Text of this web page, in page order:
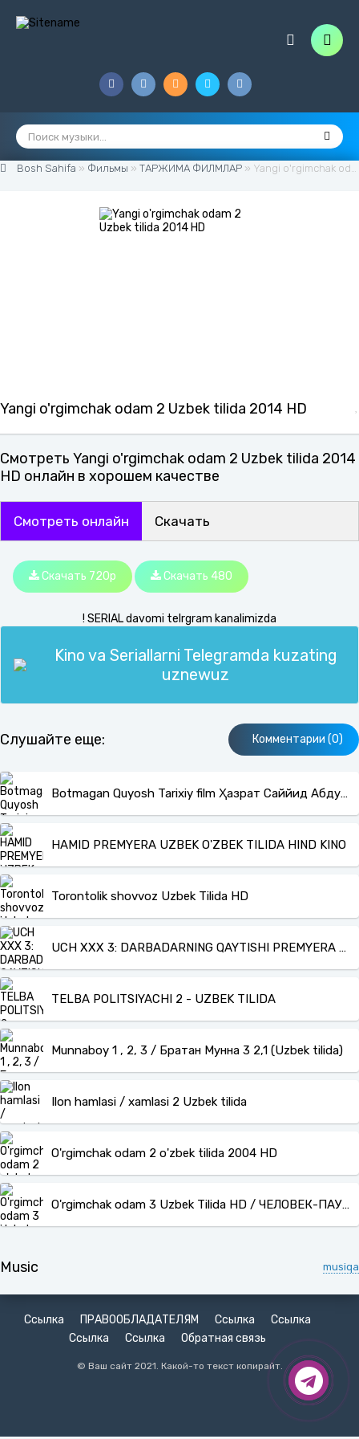
Bosh Sahifa » Фильмы » ТАРЖИМА ФИЛМЛАР » Yangi o'rgimchak odam 2 Uzbek tilida 2014 HD
Yangi o'rgimchak odam 2 Uzbek tilida 2014 HD
Смотреть Yangi o'rgimchak odam 2 Uzbek tilida 2014
HD онлайн в хорошем качестве
Смотреть онлайн Скачать
Скачать 720p Скачать 480
! SERIAL davomi telrgram kanalimizda
Kino va Seriallarni Telegramda kuzating
uznewuz
Слушайте еще: Комментарии (0)
Botmagan Quyosh Tarixiy film Ҳазрат Саййид Абдулқодир Ғилоний haqida
HAMID PREMYERA UZBEK O'ZBEK TILIDA HIND KINO
Torontolik shovvoz Uzbek Tilida HD
UCH XXX 3: DARBADARNING QAYTISHI PREMYERA KESILMAGAN ORIGINAL UZBEK O'ZBEK TILIDA Online Ko'rish va Yuklab olish
TELBA POLITSIYACHI 2 - UZBEK TILIDA
Munnaboy 1 , 2, 3 / Братан Мунна 3 2,1 (Uzbek tilida)
Ilon hamlasi / xamlasi 2 Uzbek tilida
O'rgimchak odam 2 o'zbek tilida 2004 HD
O'rgimchak odam 3 Uzbek Tilida HD / ЧЕЛОВЕК-ПАУК: 3 (УЗБЕК ТИЛИДА)
Music musiqa
Ссылка ПРАВООБЛАДАТЕЛЯМ Ссылка
Ссылка
Ссылка
Ссылка Обратная связь
© Ваш сайт 2021. Какой-то текст копирайт.